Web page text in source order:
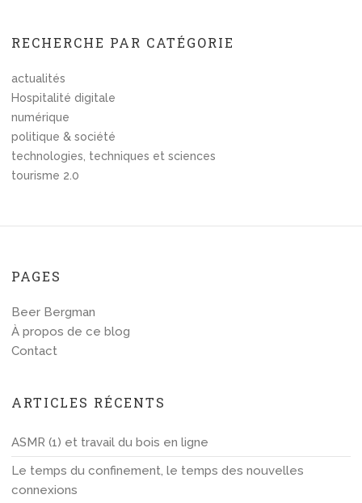
RECHERCHE PAR CATÉGORIE
actualités
Hospitalité digitale
numérique
politique & société
technologies, techniques et sciences
tourisme 2.0
PAGES
Beer Bergman
À propos de ce blog
Contact
ARTICLES RÉCENTS
ASMR (1) et travail du bois en ligne
Le temps du confinement, le temps des nouvelles
connexions